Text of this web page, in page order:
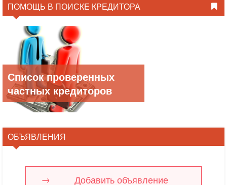
ПОМОЩЬ В ПОИСКЕ КРЕДИТОРА
Список проверенных
частных кредиторов
ОБЪЯВЛЕНИЯ
Добавить объявление